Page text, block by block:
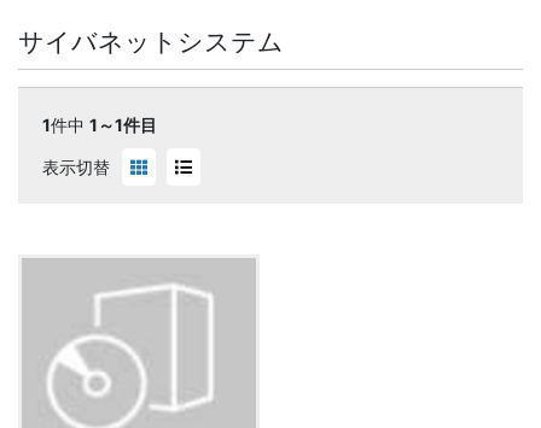
サイバネットシステム
1件中 1～1件目
表示切替